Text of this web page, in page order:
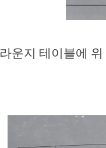
라운지 테이블에